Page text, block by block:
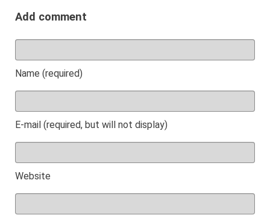
Add comment
Name (required)
E-mail (required, but will not display)
Website